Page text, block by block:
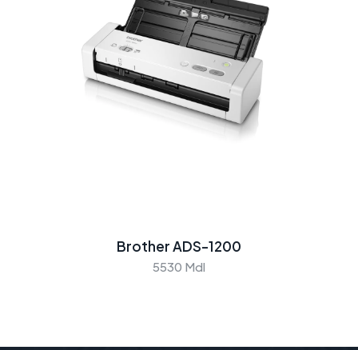
Brother ADS-1200
5530 Mdl